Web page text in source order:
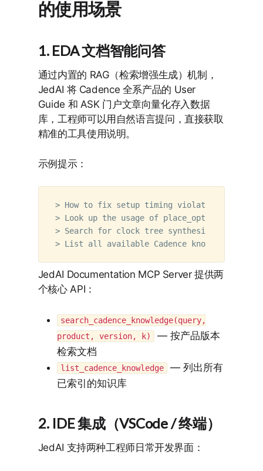
的使用场景
1. EDA 文档智能问答
通过内置的 RAG（检索增强生成）机制，
JedAI 将 Cadence 全系产品的 User
Guide 和 ASK 门户文章向量化存入数据
库，工程师可以用自然语言提问，直接获取
精准的工具使用说明。
示例提示：
> How to fix setup timing violations in
> Look up the usage of place_opt_design,
> Search for clock tree synthesis
JedAI Documentation MCP Server 提供两
个核心 API：
search_cadence_knowledge(query,
product, version, k)
— 按产品版本
检索文档
list_cadence_knowledge
— 列出所有
已索引的知识库
2. IDE 集成（VSCode / 终端）
JedAI 支持两种工程师日常开发界面：